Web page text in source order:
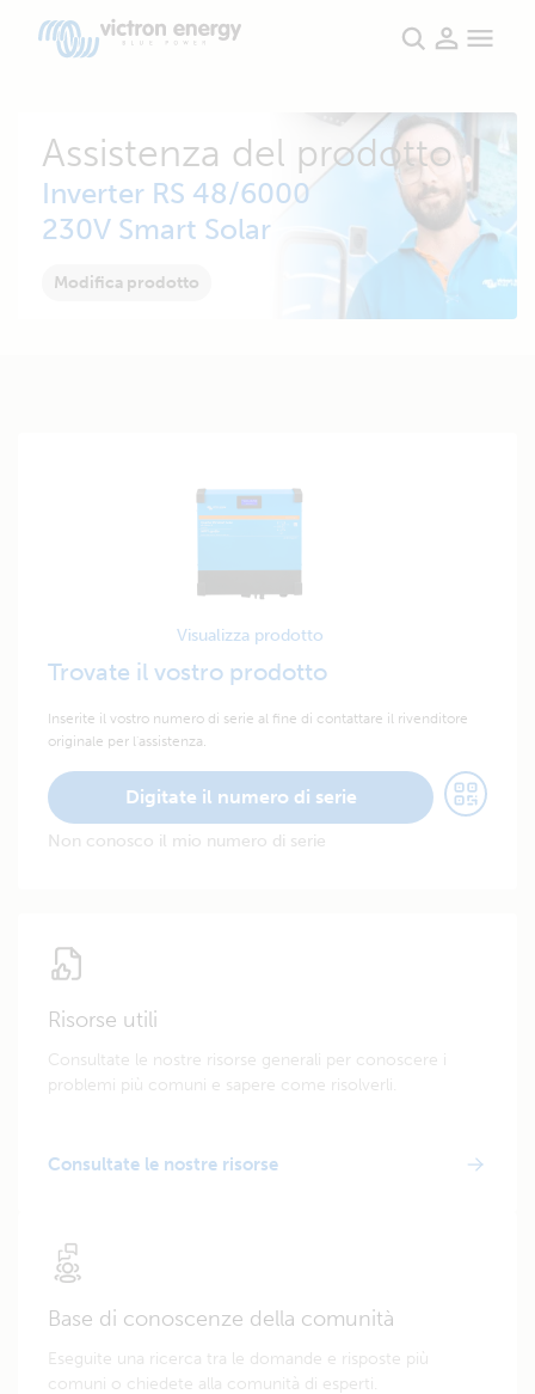
Assistenza del prodotto
Inverter RS 48/6000
230V Smart Solar
Modifica prodotto
Visualizza prodotto
Trovate il vostro prodotto
Inserite il vostro numero di serie al fine di contattare il rivenditore
originale per l'assistenza.
Digitate il numero di serie
Non conosco il mio numero di serie
Risorse utili
Consultate le nostre risorse generali per conoscere i
problemi più comuni e sapere come risolverli.
Consultate le nostre risorse
Base di conoscenze della comunità
Eseguite una ricerca tra le domande e risposte più
comuni o chiedete alla comunità di esperti.